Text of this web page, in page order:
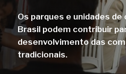
Os parques e unidades
Brasil podem contribuir
desenvolvimento das
tradicionais.